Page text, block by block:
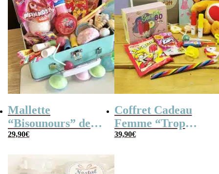
Mallette
“Bisounours” des
années 80 remplie
29,90€
Coffret Cadeau
Femme “Trop
Mignon”
39,90€